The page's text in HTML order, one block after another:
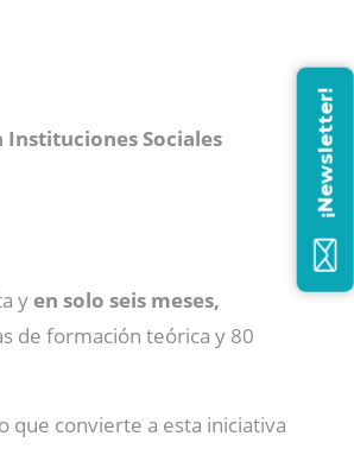
Sociales
yen solo seis meses,
de formación teórica y 80
que convierte a esta iniciativa
¡Newsletter!